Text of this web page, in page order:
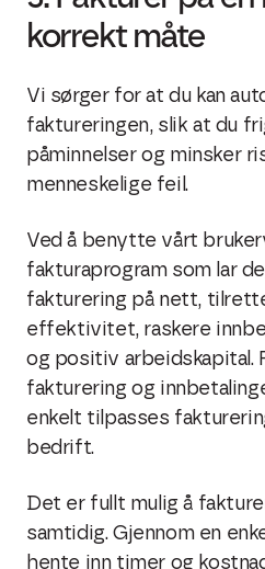
korrekt måte
Vi sørger for at du kan
faktureringen, slik at du
påminnelser og minsker
menneskelige feil.
Ved å benytte vårt
fakturaprogram som lar
fakturering på nett,
effektivitet, raskere
og positiv arbeidskapital.
fakturering og
enkelt tilpasses
bedrift.
Det er fullt mulig å
samtidig. Gjennom en
hente inn timer og